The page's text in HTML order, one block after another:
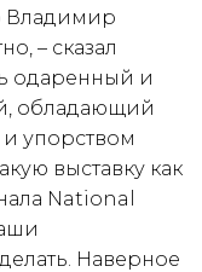
Владимир
– сказал
одаренный и
обладающий
упорством
выставку как
National
Наверное